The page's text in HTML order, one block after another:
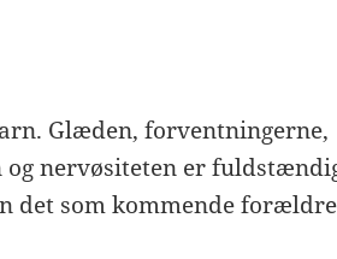
Glæden, forventningerne,
nervøsiteten er
det som kommende